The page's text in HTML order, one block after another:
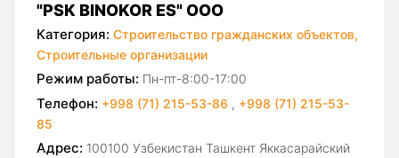
"PSK BINOKOR ES" ООО
Категория: Строительство гражданских объектов,
Строительные организации
Режим работы: Пн-пт-8:00-17:00
Телефон: +998 (71) 215-53-86 , +998 (71) 215-53-
85
Адрес: 100100 Узбекистан Ташкент Яккасарайский